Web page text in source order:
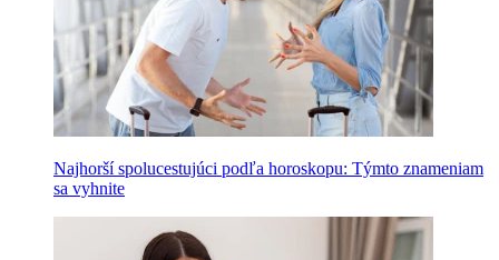
Najhorší spolucestujúci podľa horoskopu: Týmto znameniam
sa vyhnite